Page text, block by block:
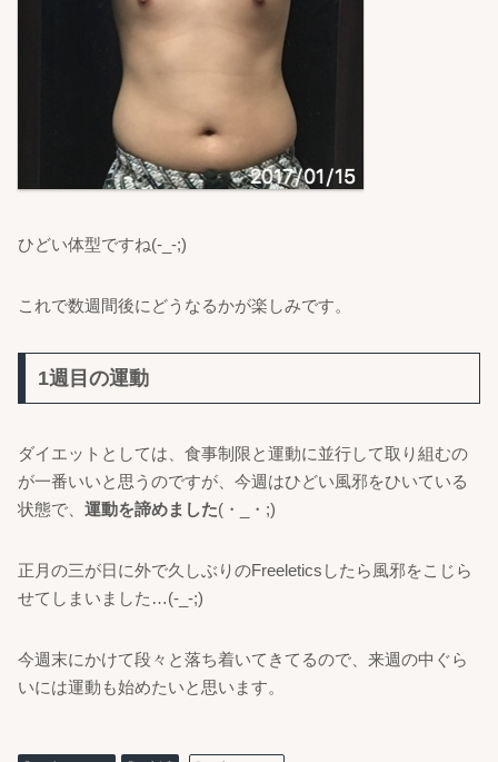
ひどい体型ですね(-_-;)
これで数週間後にどうなるかが楽しみです。
1週目の運動
ダイエットとしては、食事制限と運動に並行して取り組むの
が一番いいと思うのですが、今週はひどい風邪をひいている
状態で、 運動を諦めました(・_・;)
正月の三が日に外で久しぶりのFreeleticsしたら風邪をこじら
せてしまいました…(-_-;)
今週末にかけて段々と落ち着いてきてるので、来週の中ぐら
いには運動も始めたいと思います。